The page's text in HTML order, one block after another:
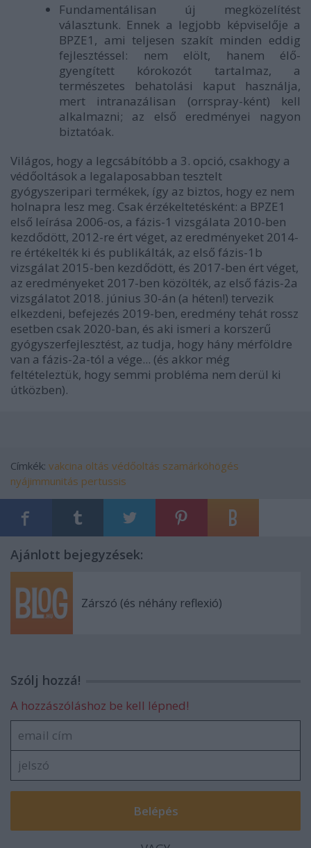
Fundamentálisan új megközelítést
választunk. Ennek a legjobb képviselője a
BPZE1, ami teljesen szakít minden eddig
fejlesztéssel: nem elölt, hanem élő-
gyengített kórokozót tartalmaz, a
természetes behatolási kaput használja,
mert intranazálisan (orrspray-ként) kell
alkalmazni; az első eredményei nagyon
biztatóak.
Világos, hogy a legcsábítóbb a 3. opció, csakhogy a
védőoltások a legalaposabban tesztelt
gyógyszeripari termékek, így az biztos, hogy ez nem
holnapra lesz meg. Csak érzékeltetésként: a BPZE1
első leírása 2006-os, a fázis-1 vizsgálata 2010-ben
kezdődött, 2012-re ért véget, az eredményeket 2014-
re értékelték ki és publikálták, az első fázis-1b
vizsgálat 2015-ben kezdődött, és 2017-ben ért véget,
az eredményeket 2017-ben közölték, az első fázis-2a
vizsgálatot 2018. június 30-án (a héten!) tervezik
elkezdeni, befejezés 2019-ben, eredmény tehát rossz
esetben csak 2020-ban, és aki ismeri a korszerű
gyógyszerfejlesztést, az tudja, hogy hány mérföldre
van a fázis-2a-tól a vége... (és akkor még
feltételeztük, hogy semmi probléma nem derül ki
útközben).
Címkék: vakcina oltás védőoltás szamárköhögés
nyájimmunitás pertussis
Ajánlott bejegyzések:
Zárszó (és néhány reflexió)
Szólj hozzá!
A hozzászóláshoz be kell lépned!